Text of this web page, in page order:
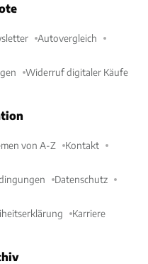
Autovergleich
Widerruf digitaler Käufe
von A-Z Kontakt
Datenschutz
Karriere